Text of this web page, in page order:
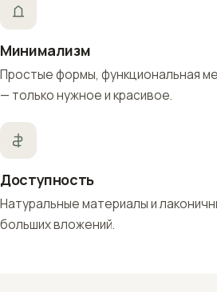
Минимализм
Простые формы, функциональная
— только нужное и красивое.
Доступность
Натуральные материалы и
больших вложений.